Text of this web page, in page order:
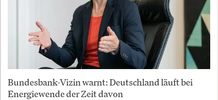
Bundesbank-Vizin warnt: Deutschland läuft bei
Energiewende der Zeit davon